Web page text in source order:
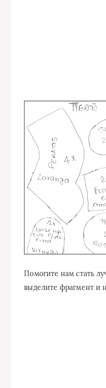
Помогите нам стать
выделите фрагмент и